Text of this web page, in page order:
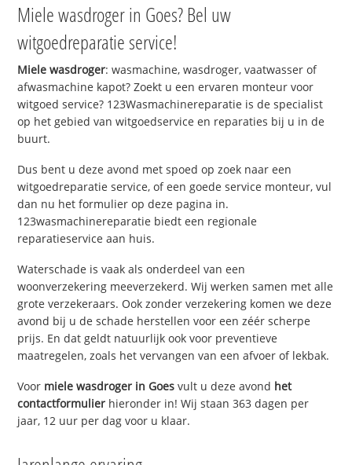
Miele wasdroger in Goes? Bel uw
witgoedreparatie service!
Miele wasdroger: wasmachine, wasdroger, vaatwasser of
afwasmachine kapot? Zoekt u een ervaren monteur voor
witgoed service? 123Wasmachinereparatie is de specialist
op het gebied van witgoedservice en reparaties bij u in de
buurt.
Dus bent u deze avond met spoed op zoek naar een
witgoedreparatie service, of een goede service monteur, vul
dan nu het formulier op deze pagina in.
123wasmachinereparatie biedt een regionale
reparatieservice aan huis.
Waterschade is vaak als onderdeel van een
woonverzekering meeverzekerd. Wij werken samen met alle
grote verzekeraars. Ook zonder verzekering komen we deze
avond bij u de schade herstellen voor een zéér scherpe
prijs. En dat geldt natuurlijk ook voor preventieve
maatregelen, zoals het vervangen van een afvoer of lekbak.
Voor miele wasdroger in Goes vult u deze avond het
contactformulier hieronder in! Wij staan 363 dagen per
jaar, 12 uur per dag voor u klaar.